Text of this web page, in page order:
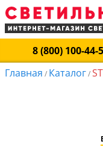
8 (800) 100-44-
Главная / Каталог/